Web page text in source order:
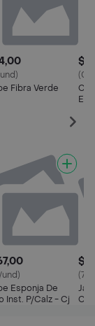
Fibra Verde
$
und)
Esponja De
Inst. P/Calz - Cj
$